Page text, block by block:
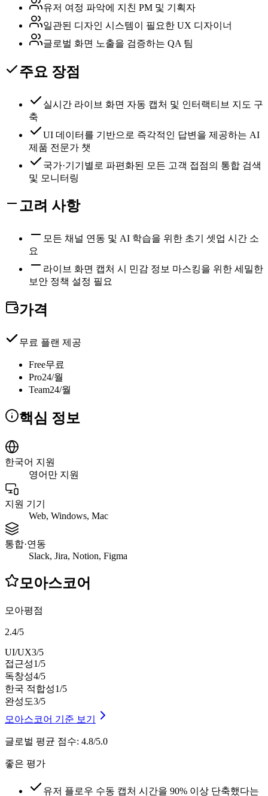
유저 여정 파악에 지친 PM 및 기획자
일관된 디자인 시스템이 필요한 UX 디자이너
글로벌 화면 노출을 검증하는 QA 팀
주요 장점
실시간 라이브 화면 자동 캡처 및 인터랙티브 지도 구
축
UI 데이터를 기반으로 즉각적인 답변을 제공하는 AI
제품 전문가 챗
국가·기기별로 파편화된 모든 고객 접점의 통합 검색
및 모니터링
고려 사항
모든 채널 연동 및 AI 학습을 위한 초기 셋업 시간 소
요
라이브 화면 캡처 시 민감 정보 마스킹을 위한 세밀한
보안 정책 설정 필요
가격
무료 플랜 제공
Free무료
Pro24/월
Team24/월
핵심 정보
한국어 지원
영어만 지원
지원 기기
Web, Windows, Mac
통합·연동
Slack, Jira, Notion, Figma
모아스코어
모아평점
2.4/5
UI/UX3/5
접근성1/5
독창성4/5
한국 적합성1/5
완성도3/5
모아스코어 기준 보기
글로벌 평균 점수: 4.8/5.0
좋은 평가
유저 플로우 수동 캡처 시간을 90% 이상 단축했다는